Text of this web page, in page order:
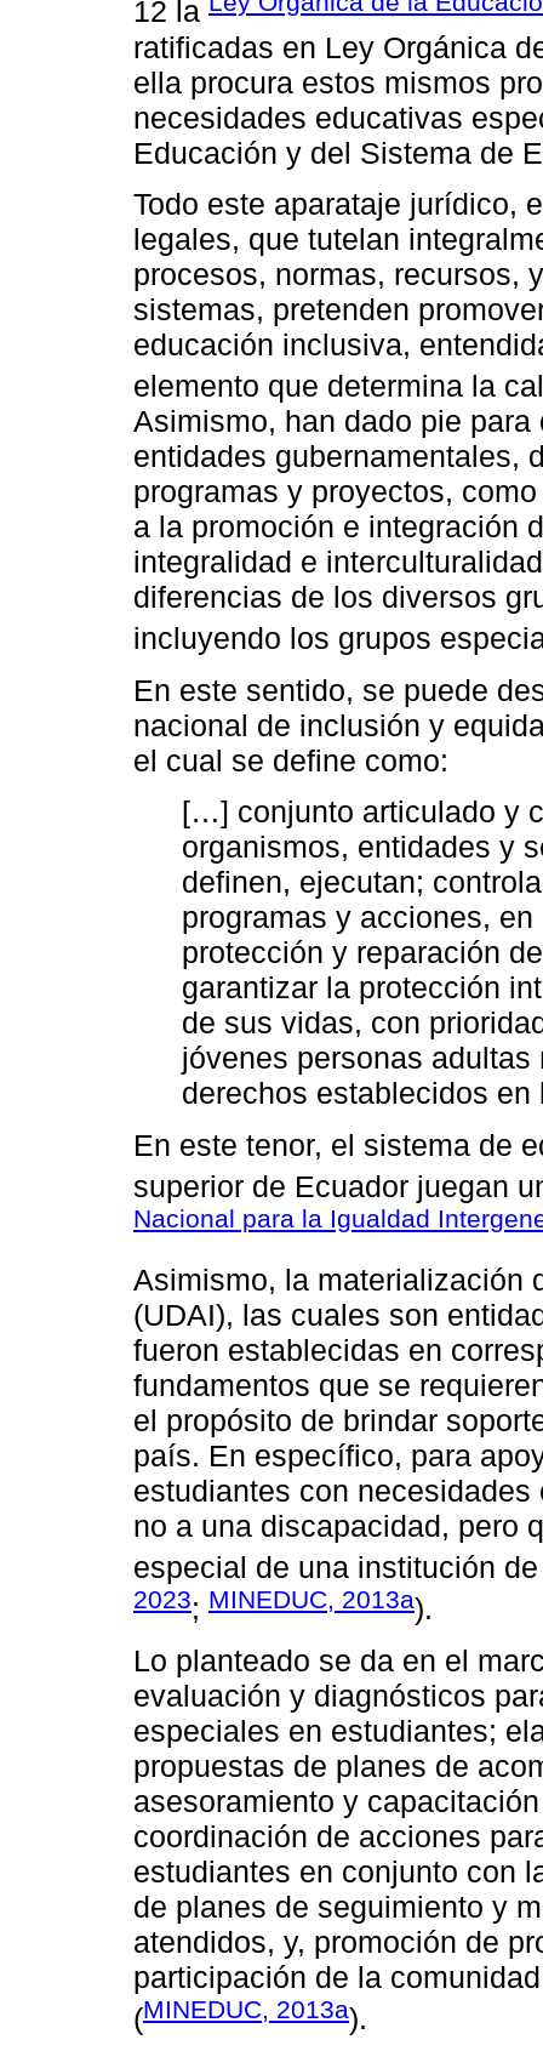
12 la
ratificadas en Ley Orgánica
ella procura estos mismos
necesidades educativas
Educación y del Sistema de
Todo este aparataje jurídico,
legales, que tutelan
procesos, normas, recursos,
sistemas, pretenden
educación inclusiva,
elemento que determina la
Asimismo, han dado pie
entidades gubernamentales,
programas y proyectos,
a la promoción e integración
integralidad e
diferencias de los diversos
incluyendo los grupos
En este sentido, se puede
nacional de inclusión y
el cual se define como:
[…] conjunto articulado y
organismos, entidades y
definen, ejecutan;
programas y acciones,
protección y reparación
garantizar la protección
de sus vidas, con
jóvenes personas
derechos establecidos en
En este tenor, el sistema de
superior de Ecuador juegan
Nacional para la Igualdad
Asimismo, la materialización
(UDAI), las cuales son
fueron establecidas en
fundamentos que se
el propósito de brindar
país. En específico, para
estudiantes con
no a una discapacidad, pero
especial de una institución
2023; MINEDUC, 2013a).
Lo planteado se da en el
evaluación y diagnósticos
especiales en estudiantes;
propuestas de planes de
asesoramiento y
coordinación de acciones
estudiantes en conjunto con
de planes de seguimiento y
atendidos, y, promoción de
participación de la
(MINEDUC, 2013a).